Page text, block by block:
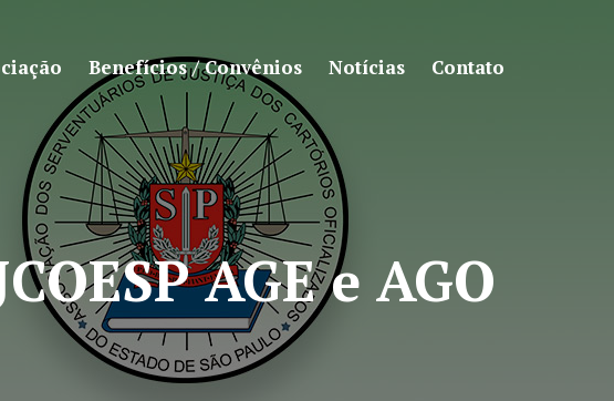
Benefícios / Convênios Notícias Contato
AGE e AGO